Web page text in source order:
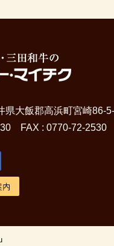
大飯郡高浜町宮崎86-
FAX : 0770-72-2530